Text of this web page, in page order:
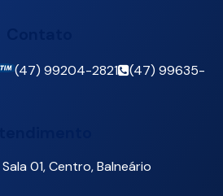
(47) 99204-2821
(47) 99635-
Sala 01,Centro,Balneário